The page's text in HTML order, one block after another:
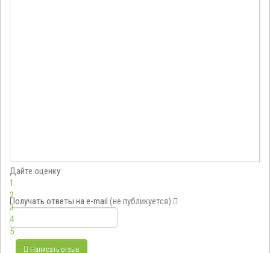
Дайте оценку:
1
2
3
4
5
Получать ответы на e-mail (не публикуется)
Написать отзыв